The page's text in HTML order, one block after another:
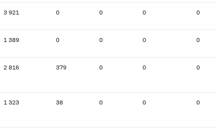
3 921 0 0 0 0
1 389 0 0 0 0
2 816 379 0 0 0
1 323 38 0 0 0